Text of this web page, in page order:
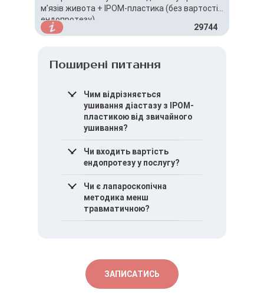
м’язів живота + IPOM-пластика (без вартості
ендопротезу)
29744
Поширені питання
Чим відрізняється
ушивання діастазу з IPOM-
пластикою від звичайного
ушивання?
Додавання IPOM-
пластики забезпечує
додаткове укріплення
черевної стінки та знижує
ризик рецидиву.
Чи входить вартість
ендопротезу у послугу?
Вартість ендопротезу не
входить у вартість даної
послуги та оплачується
окремо.
Чи є лапароскопічна
методика менш
травматичною?
прискорити відновлення.
ЗАПИСАТИСЬ